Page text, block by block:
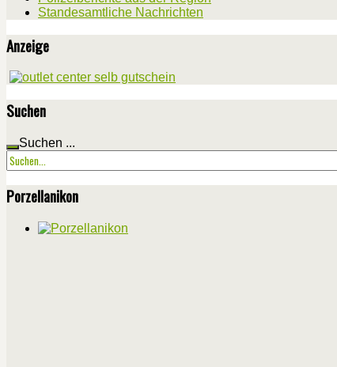
Standesamtliche Nachrichten
Anzeige
Suchen
Suchen ...
Porzellanikon